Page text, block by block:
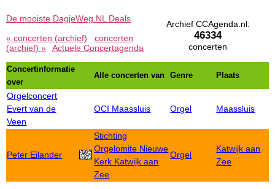
Archief CCAgenda.nl:
46334
concerten
De mooiste DagjeWeg.NL Deals
« concerten (archief)
concerten
(archief) »
Actuele Concertagenda
Concertinformatie
over
Alle concerten van Genre Plaats
Orgelconcert
Evert van de
Veen
OCI Maassluis Orgel Maassluis
Peter Eilander
Stichting
Orgelomite Nieuwe
Kerk Katwijk aan
Zee
Orgel
Katwijk aan
Zee